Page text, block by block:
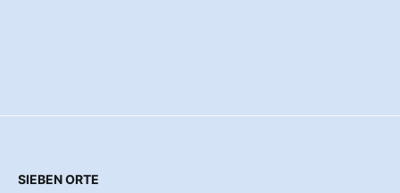
SIEBEN ORTE